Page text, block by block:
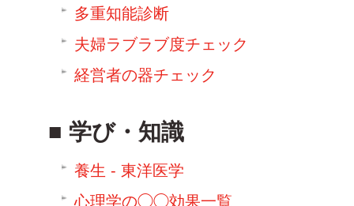
多重知能診断
夫婦ラブラブ度チェック
経営者の器チェック
学び・知識
養生 - 東洋医学
心理学の◯◯効果一覧